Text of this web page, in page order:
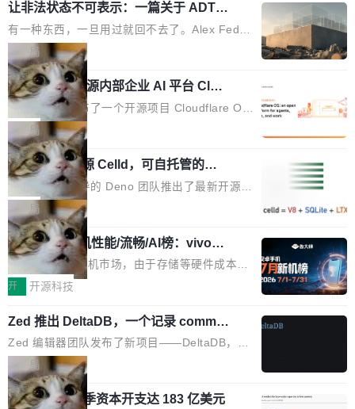
让非法状态不可表示：一篇关于 ADT
的帖子在 Reddit 火了
有一种东西，一旦用过就回不去了。Alex Fedos
eev 管它叫"软件设计的基石"。 他说的东西不新
鲜——代数数据类型（ADT），尤其是和类型
（sum type）。但他说清楚了一件事：这不是类
型系统的学术体操，是日常编码的思维方式。 文
章从一个简单的例子切入。一个网站的深色主题
设置，如果用布尔值 + 可空字段来表示——bool
ean 表示是否可切换，nullable 的默认模式、浅
色方案、深色方案——会产生大量无意义的组
合。方案缺了、配置冲突了、全 null 了。要知道
哪些组合有效，作者说，你得靠"文档、校验、或
者部落知识"。 换个写法。Rust 的 enum，两个
变体：Switchable...
局
Cloudflare 开源内部企业 AI 平台 Clou
dflare OS
Cloudflare 发布了一个开源项目 Cloudflare O
S。如果你只看官方博客，你会觉得这是又一
个"AI 知识库 + 聊天机器人"——每个大厂都在
做，没什么新鲜的。 但 Kenton Varda 在 Twitte
r 上把事情说清楚了： 今天我们发布了 Cloudfla
re OS，一个带连接器的聊天机器人，跟其他所
有科技公司做的一样。只不过，实际上它不一
样。这是 Sandstorm.io 的重制版，我十年前的
那个创业公司。不同的是，这次它构建在 Cloudf
lare Workers 上——我花了九年时间搭建的平台
——并且深度集成了 AI。这基本上是我十年秘密
计划的顶峰。 十年前，Ken...
局
Deno 团队开源 Celld，可自托管的分
布式 Durable Objects
Ryan Dahl 领导的 Deno 团队推出了最新开源项
目 Celld，一个能在自己机器上运行 Cloudflare
Workers 和 Durable Objects 的守护进程。 设
计思路很直接：每个对象是一个独立的 SQLite
数据库，按名称寻址，复制到你自己的 S3 兼容
存储库里。节点之间只通过这个存储库协调——
个小型数据库，应用天然按分片构建，单个数据
库的竞争和爆炸半径问题在设计层面就被消除
了。 闲置的 cell 会休眠到几乎不占资源。当 cel
l 迁移或唤醒时，新宿主从 S3 恢复 SQLite 数据
库继续执行。存储库是持久化的唯一真相...
局
鲁大师7月新机性能/流畅/AI榜：vivo夺
性能、流畅双第一，三星Galaxy Z系列
新折叠缺席
2026年7月的手机市场，由于存储等硬件成本暴
增，手机厂商的日子也不好过啊，新机速度明显
高价的三星折叠（三星Galaxy Z Fold8 Ultra / Z
Fold8 / Z Flip8）外，其余要么是中低端机器，
例如iQOO Z11i、REDMI Note 17、REDMI No
te 17 Pro、OPPO K15，要么是vivo X300 E这
样的次旗舰。 Galaxy Z Fold8 Ultra / Z Fold8 /
开 开源科技
Zed 推出 DeltaDB，一个记录 commit
之间所有操作的版本控制系统
Zed 编辑器团队发布了新项目——DeltaDB，一
个在 git commit 之间记录每一次编辑操作的版
本控制系统。目前处于 Early Access 阶段。 De
ltaDB 的核心思路直接写在 landing page 最显
局
SpaceXAI 单季资本开支达 183 亿美元